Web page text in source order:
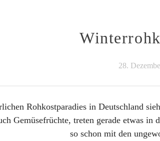
28.
Rohkostparadies in Deutschland
Gemüsefrüchte, treten gerade etwas
so schon mit den